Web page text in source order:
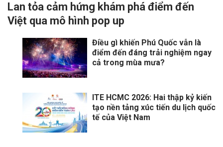
Lan tỏa cảm hứng khám phá điểm đến
Việt qua mô hình pop up
Điều gì khiến Phú Quốc vẫn là
điểm đến đáng trải nghiệm ngay
cả trong mùa mưa?
ITE HCMC 2026: Hai thập kỷ kiến
tạo nền tảng xúc tiến du lịch quốc
tế của Việt Nam